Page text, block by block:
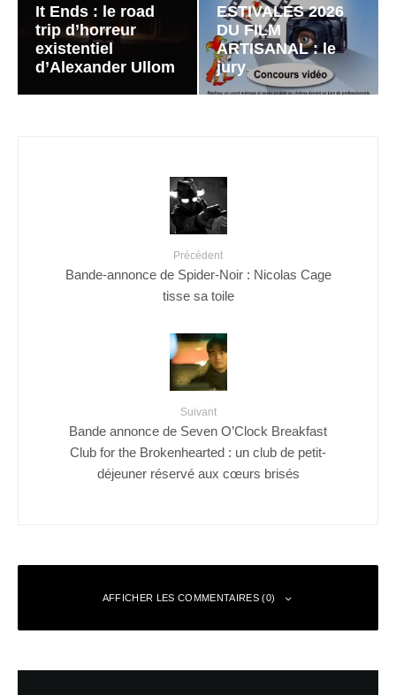
It Ends : le road
trip d’horreur
existentiel
d’Alexander Ullom
ESTIVALES 2026
DU FILM
ARTISANAL : le
jury
Précédent
Bande-annonce de Spider-Noir : Nicolas Cage
tisse sa toile
Suivant
Bande annonce de Seven O’Clock Breakfast
Club for the Brokenhearted : un club de petit-
déjeuner réservé aux cœurs brisés
AFFICHER LES COMMENTAIRES (0)